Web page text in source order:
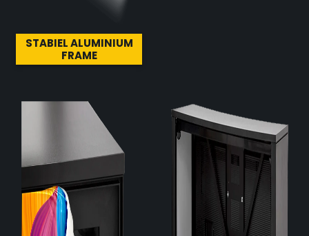
STABIEL ALUMINIUM
FRAME